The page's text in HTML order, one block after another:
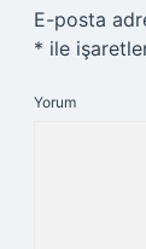
E-posta
* ile
Yorum